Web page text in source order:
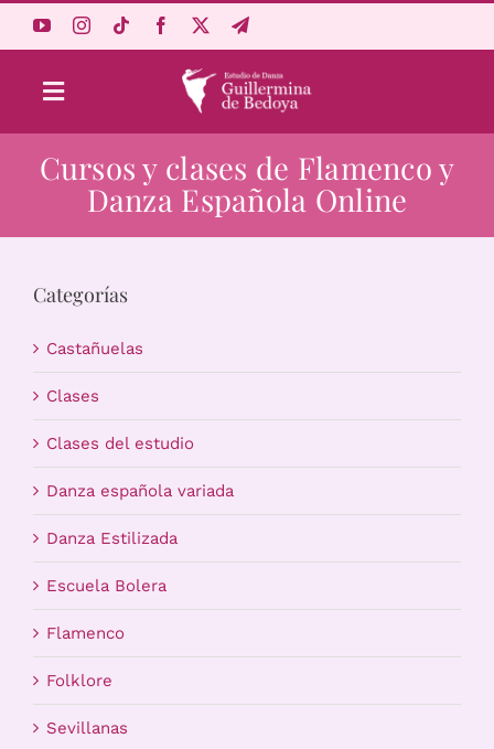
Toggle
Navigation
Aprende Online
Estudio
Carrito
Cursos y clases de Flamenco y
Danza Española Online
Categorías
Castañuelas
Clases
Clases del estudio
Danza española variada
Danza Estilizada
Escuela Bolera
Flamenco
Folklore
Sevillanas